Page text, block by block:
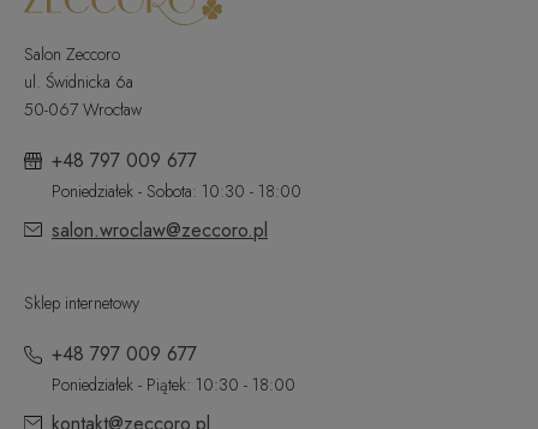
Salon Zeccoro
ul. Świdnicka 6a
50-067 Wrocław
+48 797 009 677
Poniedziałek - Sobota: 10:30 - 18:00
salon.wroclaw@zeccoro.pl
Sklep internetowy
+48 797 009 677
Poniedziałek - Piątek: 10:30 - 18:00